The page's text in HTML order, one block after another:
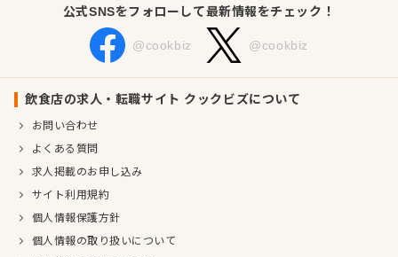
公式SNSをフォローして最新情報をチェック！
@cookbiz @cookbiz
飲食店の求人・転職サイト クックビズについて
お問い合わせ
よくある質問
求人掲載のお申し込み
サイト利用規約
個人情報保護方針
個人情報の取り扱いについて